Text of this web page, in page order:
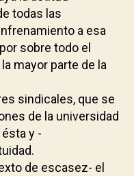
todas las
a esa
sobre todo el
mayor parte de la
sindicales, que se
de la universidad
y -
de escasez- el